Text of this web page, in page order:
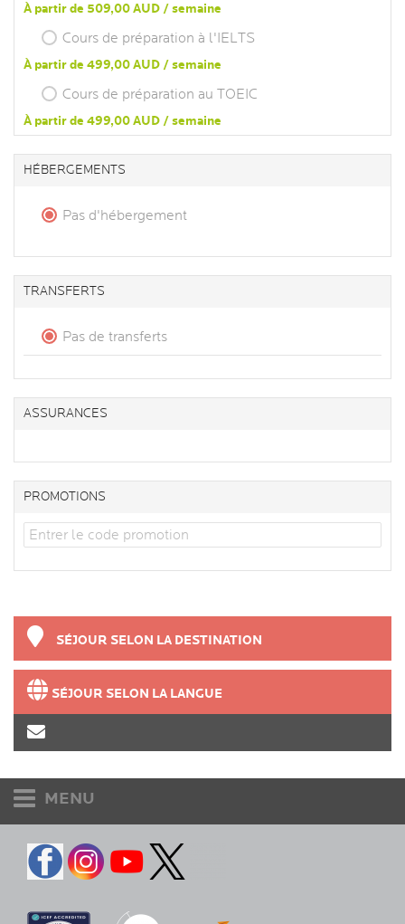
À partir de 509,00 AUD / semaine
Cours de préparation à l'IELTS
À partir de 499,00 AUD / semaine
Cours de préparation au TOEIC
À partir de 499,00 AUD / semaine
HÉBERGEMENTS
Pas d'hébergement
TRANSFERTS
Pas de transferts
ASSURANCES
PROMOTIONS
SÉJOUR SELON LA DESTINATION
SÉJOUR SELON LA LANGUE
MENU
Etudiants et adultes
Accueil
Destinations